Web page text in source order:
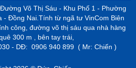
Võ Thị Sáu - Khu Phố 1 - Phường
- Đồng Nai.Tính từ ngã tư VinCom Biên
công, đường võ thị sáu qua nhà hàng
300 m , bên tay trái,
- DĐ: 0906 940 899 ( Mr: Chiến )